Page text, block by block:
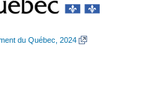
du Québec, 2024